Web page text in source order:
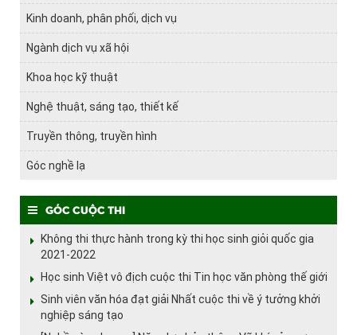
Kinh doanh, phân phối, dịch vụ
Ngành dịch vụ xã hội
Khoa học kỹ thuật
Nghệ thuật, sáng tạo, thiết kế
Truyền thông, truyền hình
Góc nghề lạ
Góc cuộc thi
Không thi thực hành trong kỳ thi học sinh giỏi quốc gia
2021-2022
Học sinh Việt vô địch cuộc thi Tin học văn phòng thế giới
Sinh viên văn hóa đạt giải Nhất cuộc thi về ý tưởng khởi
nghiệp sáng tạo